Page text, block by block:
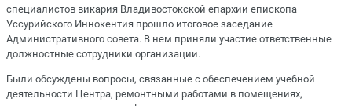
специалистов викария Владивостокской епархии епископа
Уссурийского Иннокентия прошло итоговое заседание
Административного совета. В нем приняли участие ответственные
должностные сотрудники организации.
Были обсуждены вопросы, связанные с обеспечением учебной
деятельности Центра, ремонтными работами в помещениях,